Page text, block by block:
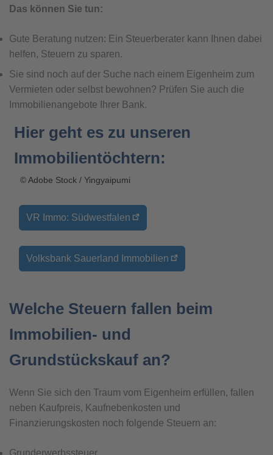
Das können Sie tun:
Gute Beratung nutzen: Ein Steuerberater kann Ihnen dabei
helfen, Steuern zu sparen.
Sie sind noch auf der Suche nach einem Eigenheim zum
Vermieten oder selbst bewohnen? Prüfen Sie auch die
Immobilienangebote Ihrer Bank.
Hier geht es zu unseren
Immobilientöchtern:
© Adobe Stock / Yingyaipumi
VR Immo: Südwestfalen
Volksbank Sauerland Immobilien
Welche Steuern fallen beim
Immobilien- und
Grundstückskauf an?
Wenn Sie sich den Traum vom Eigenheim erfüllen, fallen
neben Kaufpreis, Kaufnebenkosten und
Finanzierungskosten noch folgende Steuern an:
Grunderwerbssteuer